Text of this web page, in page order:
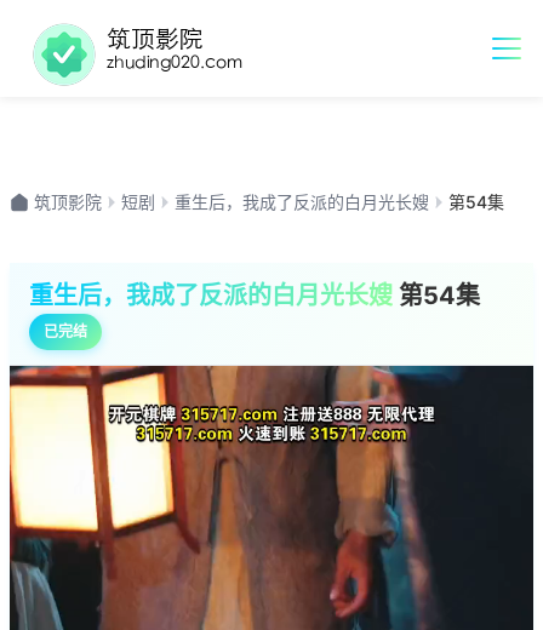
筑顶影院 短剧 重生后，我成了反派的白月光长嫂 第54集
重生后，我成了反派的白月光长嫂 第54集
已完结